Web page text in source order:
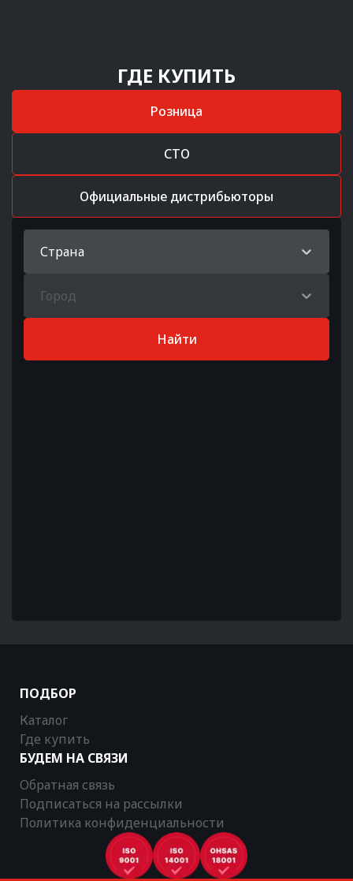
ГДЕ КУПИТЬ
Розница
СТО
Официальные дистрибьюторы
Страна
Город
Найти
ПОДБОР
Каталог
Где купить
БУДЕМ НА СВЯЗИ
Обратная связь
Подписаться на рассылки
Политика конфиденциальности